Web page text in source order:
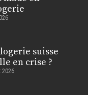
suisse
en crise ?
2026